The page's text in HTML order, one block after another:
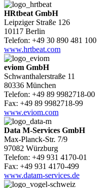
HRtbeat GmbH
Leipziger Straße 126
10117 Berlin
Telefon: +49 30 890 481 100
www.hrtbeat.com
eviom GmbH
Schwanthalerstraße 11
80336 München
Telefon: +49 89 9982718-00
Fax: +49 89 9982718-99
www.eviom.com
Data M-Services GmbH
Max-Planck-Str. 7/9
97082 Würzburg
Telefon: +49 931 4170-01
Fax: +49 931 4170-499
www.datam-services.de